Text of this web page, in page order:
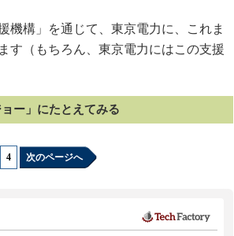
構」を通じて、東京電力に、これま
す（もちろん、東京電力にはこの支援
ョー」にたとえてみる
4 次のページへ